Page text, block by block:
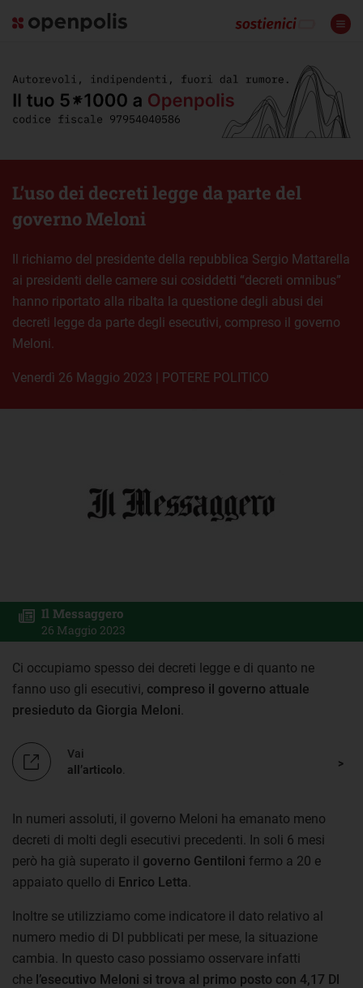
L’uso dei decreti legge da parte del
governo Meloni
Il richiamo del presidente della repubblica Sergio Mattarella
ai presidenti delle camere sui cosiddetti “decreti omnibus”
hanno riportato alla ribalta la questione degli abusi dei
decreti legge da parte degli esecutivi, compreso il governo
Meloni.
venerdì 26 Maggio 2023 | POTERE POLITICO
Il Messaggero
26 Maggio 2023
Ci occupiamo spesso dei decreti legge e di quanto ne
fanno uso gli esecutivi, compreso il governo attuale
presieduto da Giorgia Meloni
Vai
all’articolo
In numeri assoluti, il governo Meloni ha emanato meno
decreti di molti degli esecutivi precedenti. In soli 6 mesi
però ha già superato il governo Gentiloni fermo a 20 e
appaiato quello di Enrico Letta
Inoltre se utilizziamo come indicatore il dato relativo al
numero medio di Dl pubblicati per mese, la situazione
cambia. In questo caso possiamo osservare infatti
che l’esecutivo Meloni si trova al primo posto con 4,17 Dl